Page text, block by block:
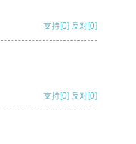
支持[0] 反对[0]
支持[0] 反对[0]